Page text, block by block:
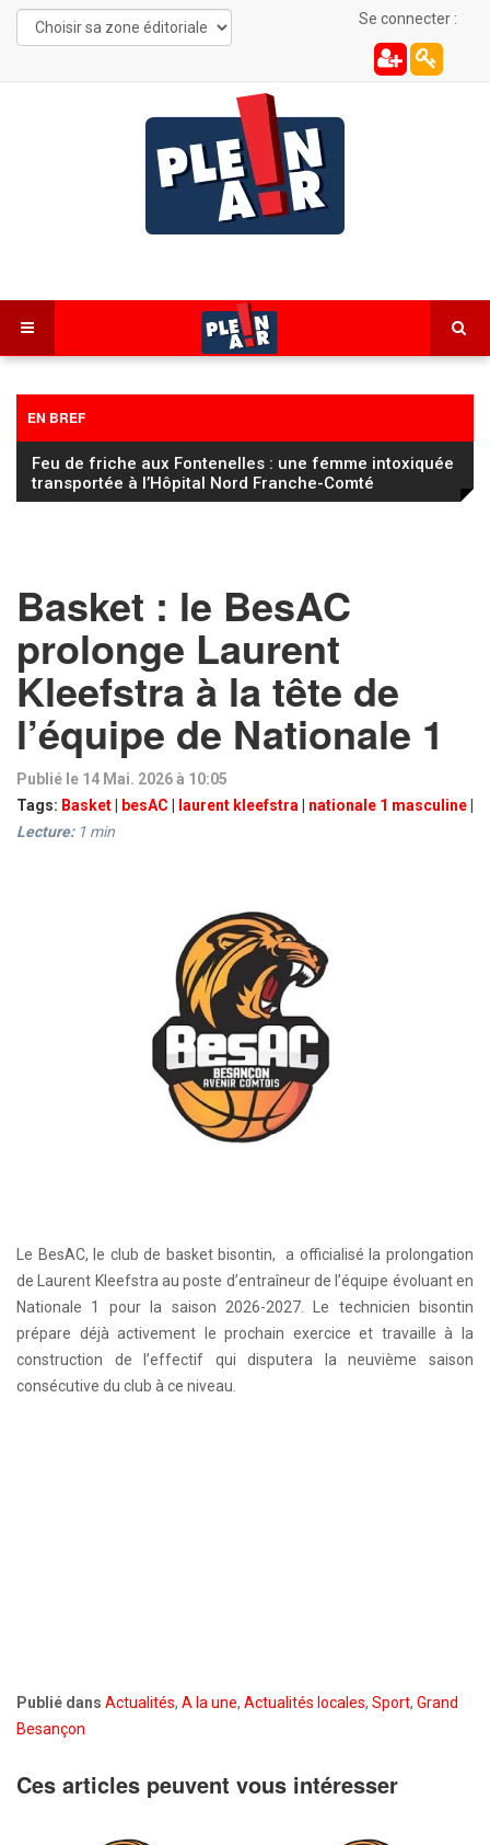
Se connecter :
EN BREF
Basket : le BesAC
prolonge Laurent
Kleefstra à la tête de
l’équipe de Nationale 1
Publié le 14 Mai. 2026 à 10:05
Tags: Basket besAC laurent kleefstra nationale 1 masculine
Lecture: 1 min
Le BesAC, le club de basket bisontin, a officialisé la prolongation
de Laurent Kleefstra au poste d’entraîneur de l’équipe évoluant en
Nationale 1 pour la saison 2026-2027. Le technicien bisontin
prépare déjà activement le prochain exercice et travaille à la
construction de l’effectif qui disputera la neuvième saison
consécutive du club à ce niveau.
Publié dans Actualités, A la une, Actualités locales, Sport, Grand
Besançon
Ces articles peuvent vous intéresser